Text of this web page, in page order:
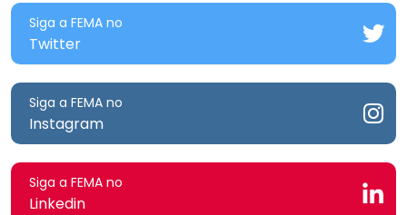
Siga a FEMA no
Twitter
Siga a FEMA no
Instagram
Siga a FEMA no
Linkedin